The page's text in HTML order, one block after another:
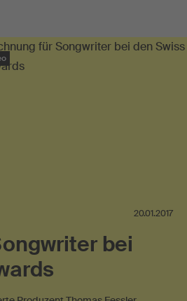
20.01.2017
bei